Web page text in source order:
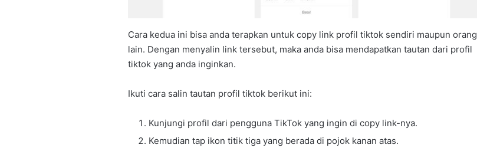
Cara kedua ini bisa anda terapkan untuk copy link profil tiktok sendiri maupun orang
lain. Dengan menyalin link tersebut, maka anda bisa mendapatkan tautan dari profil
tiktok yang anda inginkan.
Ikuti cara salin tautan profil tiktok berikut ini:
Kunjungi profil dari pengguna TikTok yang ingin di copy link-nya.
Kemudian tap ikon titik tiga yang berada di pojok kanan atas.